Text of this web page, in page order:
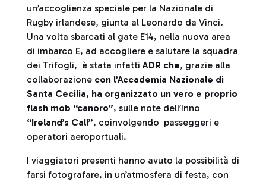
un’accoglienza speciale per la Nazionale di
Rugby irlandese, giunta al Leonardo da Vinci.
Una volta sbarcati al gate E14, nella nuova area
di imbarco E, ad accogliere e salutare la squadra
dei Trifogli, è stata infattiADR che, grazie alla
collaborazione con l’Accademia Nazionale di
Santa Cecilia, ha organizzato un vero e proprio
flash mob “canoro”, sulle note dell’Inno
“Ireland’s Call”, coinvolgendo passeggeri e
operatori aeroportuali.
I viaggiatori presenti hanno avuto la possibilità di
farsi fotografare, in un’atmosfera di festa, con